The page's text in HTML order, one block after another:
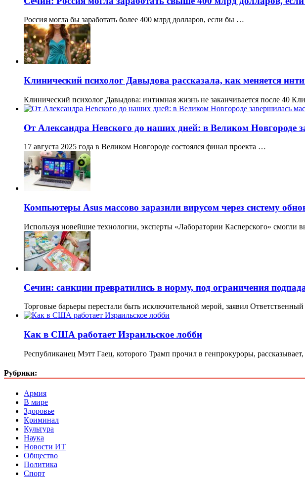
Россия могла бы заработать более 400 млрд долларов, если бы …
Клинический психолог Давыдова рассказала, как меняется
Клинический психолог Давыдова: интимная жизнь не заканчивается после 40
От Александра Невского до наших дней: в Великом Новгороде
17 августа 2025 года в Великом Новгороде состоялся финал проекта …
Компьютеры Asus массово заразили вирусом через систему
Используя новейшие технологии, эксперты «Лаборатории Касперского» смогли
Сечин: санкции превратились в норму, под ограничения
Торговые барьеры перестали быть исключительной мерой, заявил
Как в США работает Израильское лобби
Республиканец Мэтт Гаец, которого Трамп прочил в генпрокуроры,
Рубрики:
Армия
В мире
Здоровье
Криминал
Культура
Наука
Новости ИТ
Общество
Политика
Спорт